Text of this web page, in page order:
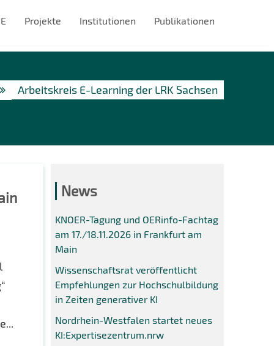
Projekte Institutionen Publikationen
Arbeitskreis E-Learning der LRK Sachsen
News
KNOER-Tagung und OERinfo-Fachtag
am 17./18.11.2026 in Frankfurt am
Main
Wissenschaftsrat veröffentlicht
Empfehlungen zur Hochschulbildung
in Zeiten generativer KI
Nordrhein-Westfalen startet neues
KI:Expertisezentrum.nrw